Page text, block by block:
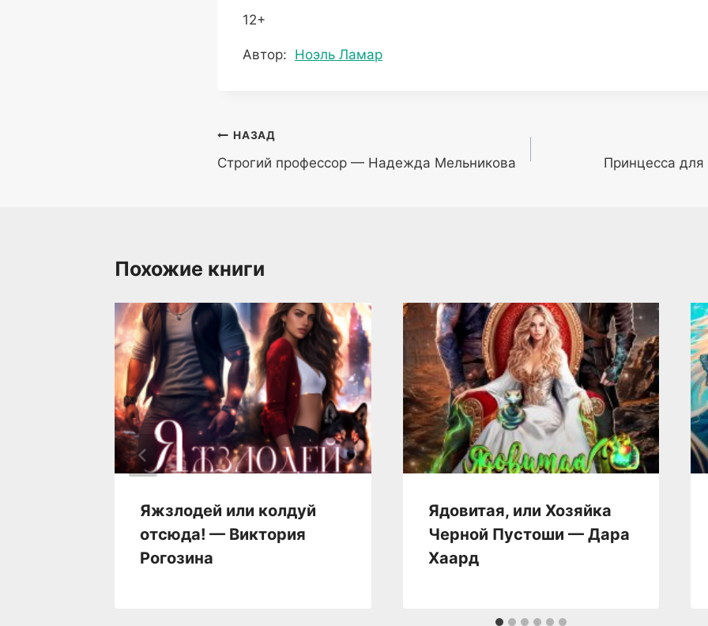
12+
Метки
Автор: Ноэль Ламар
Навигация
по
НАЗАД
Строгий профессор — Надежда Мельникова Принцесса
Похожие книги
Яжзлодей или колдуй
отсюда! — Виктория
Рогозина
Ядовитая, или Хозяйка
Черной Пустоши — Дара
Хаард